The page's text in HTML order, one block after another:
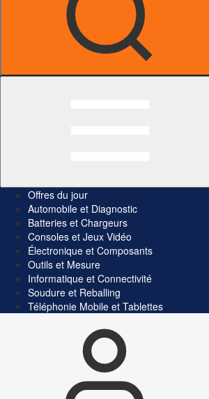
Offres du jour
Automobile et Diagnostic
Batteries et Chargeurs
Consoles et Jeux Vidéo
Électronique et Composants
Outils et Mesure
Informatique et Connectivité
Soudure et Reballing
Téléphonie Mobile et Tablettes